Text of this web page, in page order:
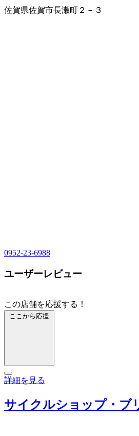
佐賀県佐賀市長瀬町２－３
0952-23-6988
ユーザーレビュー
この店舗を応援する！
ここから応援
詳細を見る
サイクルショップ・ブ